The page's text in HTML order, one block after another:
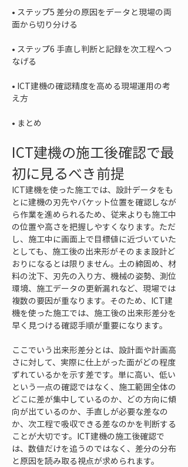
• ステップ5 差分の原因をデータと現場の両
• ステップ6 手直し判断と記録を次工程へつ
• ICT建機の確認精度を高める現場運用の考
• まとめ
ICT建機の施工後確認で最
初に見るべき前提
ICT建機を使った施工では、設計データをも
とに建機の刃先やバケット位置を確認しなが
ら作業を進められるため、従来よりも施工中
の位置や高さを把握しやすくなります。ただ
し、施工中に画面上で目標値に近づいていた
としても、施工後の出来形がそのまま設計ど
おりになるとは限りません。土の締固め、材
料の沈下、刃先の入り方、機械の姿勢、測位
環境、施工データの更新漏れなど、現場では
複数の要因が重なります。そのため、ICT建
機を使った施工では、施工後の出来形差分を
早く見つける確認手順が重要になります。
ここでいう出来形差分とは、設計面や計画高
さに対して、実際に仕上がった面がどの程度
ずれているかを示す差です。単に高い、低い
という一点の確認ではなく、施工範囲全体の
どこに差が集中しているのか、どの方向に傾
向が出ているのか、手直しが必要な差なの
か、次工程で吸収できる差なのかを判断する
ことが大切です。ICT建機の施工後確認で
は、数値だけを追うのではなく、差分の分布
と原因を読み取る視点が求められます。